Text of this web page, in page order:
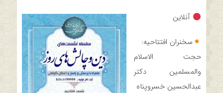
آنلاین
سخنران افتتاحیه:
حجت الاسلام
والمسلمین دکتر
عبدالحسین خسروپناه